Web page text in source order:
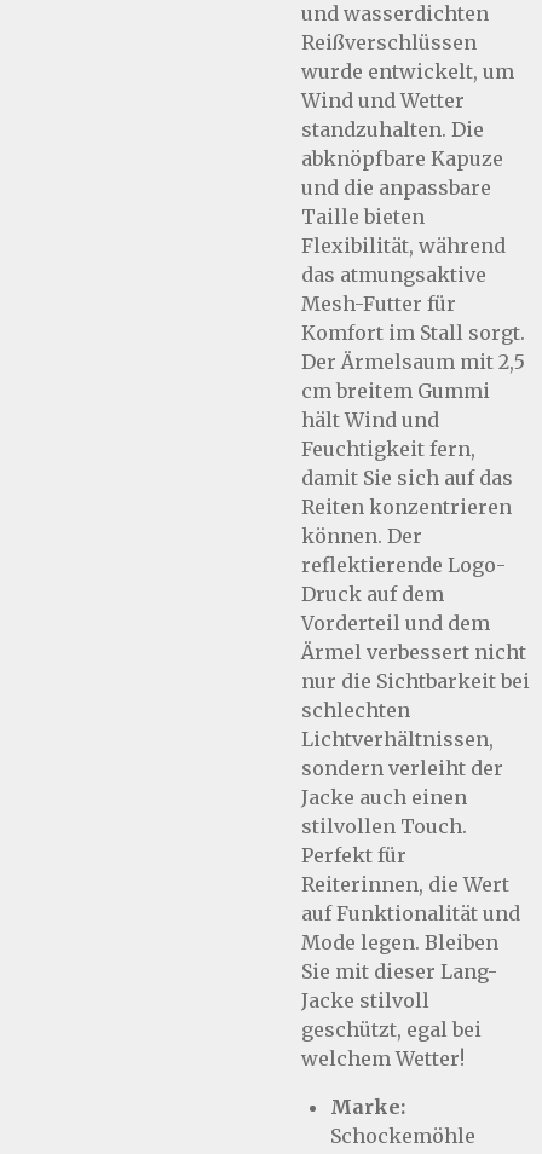
und wasserdichten
Reißverschlüssen
wurde entwickelt, um
Wind und Wetter
standzuhalten. Die
abknöpfbare Kapuze
und die anpassbare
Taille bieten
Flexibilität, während
das atmungsaktive
Mesh-Futter für
Komfort im Stall sorgt.
Der Ärmelsaum mit 2,5
cm breitem Gummi
hält Wind und
Feuchtigkeit fern,
damit Sie sich auf das
Reiten konzentrieren
können. Der
reflektierende Logo-
Druck auf dem
Vorderteil und dem
Ärmel verbessert nicht
nur die Sichtbarkeit bei
schlechten
Lichtverhältnissen,
sondern verleiht der
Jacke auch einen
stilvollen Touch.
Perfekt für
Reiterinnen, die Wert
auf Funktionalität und
Mode legen. Bleiben
Sie mit dieser Lang-
Jacke stilvoll
geschützt, egal bei
welchem Wetter!
Marke:
Schockemöhle